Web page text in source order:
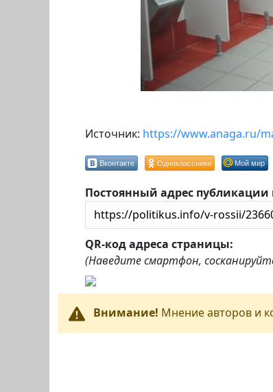
Источник: https://www.anaga.ru/
Вконтакте Одноклассники Мой мир
Постоянный адрес
QR-код адреса страницы:
(Наведите смартфон,
Внимание! Мнение авторов и